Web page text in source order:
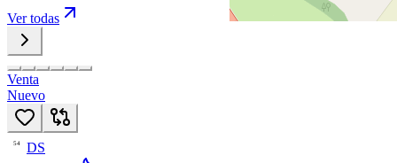
Ver todas
Venta
Nuevo
54
DS